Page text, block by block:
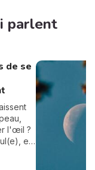
parlent
de se
l'œil ?
et
en